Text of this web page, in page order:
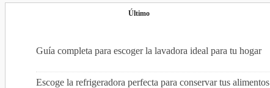
Último
Guía completa para escoger la lavadora ideal para tu hogar
Escoge la refrigeradora perfecta para conservar tus alimentos